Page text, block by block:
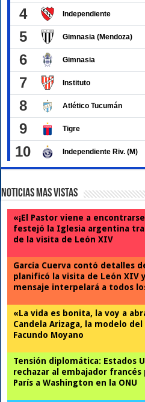
Noticias Mas Vistas
«¡El Pastor viene a
festejó la Iglesia argentina
de la visita de León XIV
García Cuerva contó detalles
planificó la visita de León XIV
mensaje interpelará a todos
«La vida es bonita, la voy a
Candela Arizaga, la modelo del
Facundo Moyano
Tensión diplomática: Estados
rechazar al embajador francés
París a Washington en la ONU